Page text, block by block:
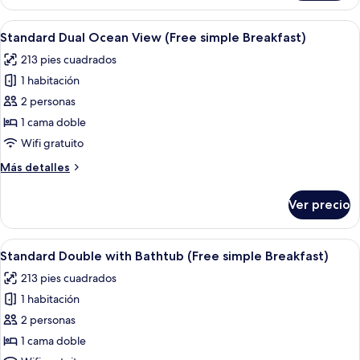
simple
Breakfast)
doble
estándar,
vista
océano
(Free
simple
Breakfast)
Abrir
todas
las
fotos
de
Standard
Dual
View
Breakfast)
Habitación de hotel con una cama
7
Standard Dual Ocean View (Free simple Breakfast)
213 pies cuadrados
1 habitación
2 personas
1 cama doble
Wifi gratuito
Más detalles
Más
Dual
Ocean
View
simple
Breakfast)
Ver precio
Abrir
todas
las
fotos
de
Standard
Un dormitorio moderno con una
5
Standard Double with Bathtub (Free simple Breakfast)
213 pies cuadrados
1 habitación
2 personas
1 cama doble